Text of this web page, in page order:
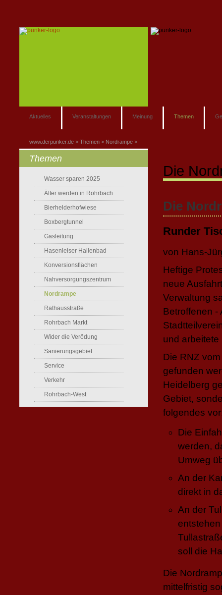
Aktuelles Veranstaltungen Meinung Themen
www.derpunker.de Themen Nordrampe
Die
Die
Runder
von Hans-
Heftige
neue
Verwaltung
Betroffenen -
und
Die RNZ
gefunden
Heidelberg
Gebiet,
folgendes
Die
werden,
Umweg
An der
direkt in
An der
soll die
Die
mittelfristig
Themen
Wasser sparen 2025
Älter werden in Rohrbach
Bierhelderhofwiese
Boxbergtunnel
Gasleitung
Hasenleiser Hallenbad
Konversionsflächen
Nahversorgungszentrum
Nordrampe
Rathausstraße
Rohrbach Markt
Wider die Verödung
Sanierungsgebiet
Service
Verkehr
Rohrbach-West